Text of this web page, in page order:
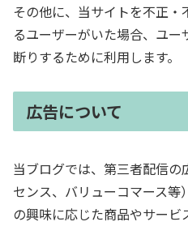
その他に、当サイトを不正
るユーザーがいた場合、ユ
断りするために利用します。
広告について
当ブログでは、第三者配信
センス、バリューコマース等
の興味に応じた商品やサー